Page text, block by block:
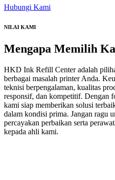
Hubungi Kami
NILAI KAMI
Mengapa Memilih
HKD Ink Refill Center adalah
berbagai masalah printer Anda.
teknisi berpengalaman, kualitas
responsif, dan kompetitif. Dengan
kami siap memberikan solusi
dalam kondisi prima. Jangan ragu
percayakan perbaikan serta
kepada ahli kami.